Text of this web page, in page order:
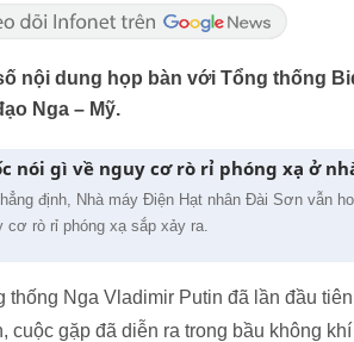
nội dung họp bàn với Tổng thống
Nga – Mỹ.
nói gì về nguy cơ rò rỉ phóng xạ ở
định, Nhà máy Điện Hạt nhân Đài Sơn vẫn
cơ rò rỉ phóng xạ sắp xảy ra.
thống Nga Vladimir Putin đã lần đầu
cuộc gặp đã diễn ra trong bầu không